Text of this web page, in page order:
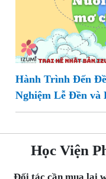
Hành Trình Đến
Nghiệm Lễ Đền và
Học Viện